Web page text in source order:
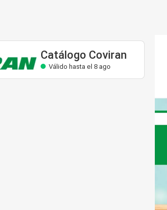
Catálogo Coviran
Válido hasta el 8 ago